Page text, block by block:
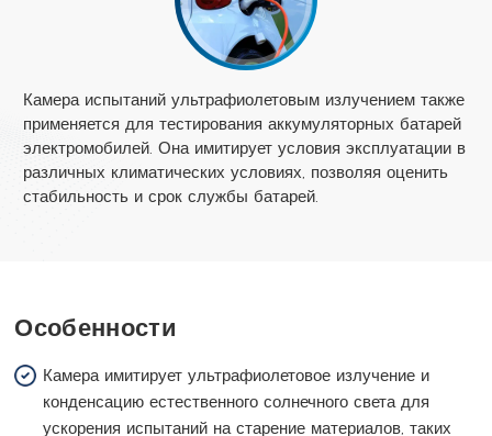
Камера испытаний ультрафиолетовым излучением также
применяется для тестирования аккумуляторных батарей
электромобилей. Она имитирует условия эксплуатации в
различных климатических условиях, позволяя оценить
стабильность и срок службы батарей.
Особенности
Камера имитирует ультрафиолетовое излучение и
конденсацию естественного солнечного света для
ускорения испытаний на старение материалов, таких